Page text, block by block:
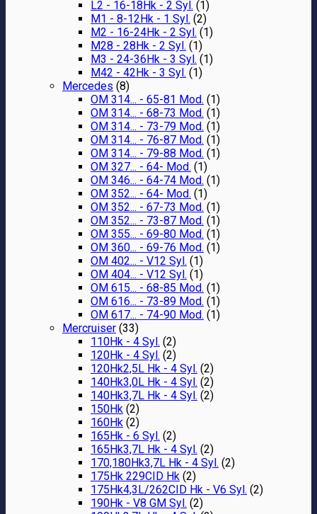
L2 - 16-18Hk - 2 Syl. (1)
M1 - 8-12Hk - 1 Syl. (2)
M2 - 16-24Hk - 2 Syl. (1)
M28 - 28Hk - 2 Syl. (1)
M3 - 24-36Hk - 3 Syl. (1)
M42 - 42Hk - 3 Syl. (1)
Mercedes (8)
OM 314... - 65-81 Mod. (1)
OM 314... - 68-73 Mod. (1)
OM 314... - 73-79 Mod. (1)
OM 314... - 76-87 Mod. (1)
OM 314... - 79-88 Mod. (1)
OM 327... - 64- Mod. (1)
OM 346... - 64-74 Mod. (1)
OM 352... - 64- Mod. (1)
OM 352... - 67-73 Mod. (1)
OM 352... - 73-87 Mod. (1)
OM 355... - 69-80 Mod. (1)
OM 360... - 69-76 Mod. (1)
OM 402... - V12 Syl. (1)
OM 404... - V12 Syl. (1)
OM 615... - 68-85 Mod. (1)
OM 616... - 73-89 Mod. (1)
OM 617... - 74-90 Mod. (1)
Mercruiser (33)
110Hk - 4 Syl. (2)
120Hk - 4 Syl. (2)
120Hk2,5L Hk - 4 Syl. (2)
140Hk3,0L Hk - 4 Syl. (2)
140Hk3,7L Hk - 4 Syl. (2)
150Hk (2)
160Hk (2)
165Hk - 6 Syl. (2)
165Hk3,7L Hk - 4 Syl. (2)
170,180Hk3,7L Hk - 4 Syl. (2)
175Hk 229CID Hk (2)
175Hk4,3L/262CID Hk - V6 Syl. (2)
190Hk - V8 GM Syl. (2)